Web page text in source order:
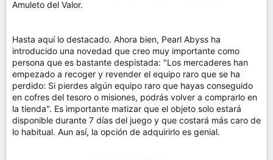
Amuleto del Valor.
Hasta aquí lo destacado. Ahora bien, Pearl Abyss ha
introducido una novedad que creo muy importante como
persona que es bastante despistada: "Los mercaderes han
empezado a recoger y revender el equipo raro que se ha
perdido: Si pierdes algún equipo raro que hayas conseguido
en cofres del tesoro o misiones, podrás volver a comprarlo en
la tienda". Es importante matizar que el objeto solo estará
disponible durante 7 días del juego y que costará más caro de
lo habitual. Aun así, la opción de adquirirlo es genial.